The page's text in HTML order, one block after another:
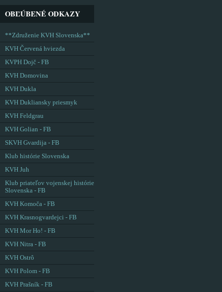
OBĽÚBENÉ ODKAZY
**Združenie KVH Slovenska**
KVH Červená hviezda
KVPH Dojč - FB
KVH Domovina
KVH Dukla
KVH Dukliansky priesmyk
KVH Feldgrau
KVH Golian - FB
SKVH Gvardija - FB
Klub histórie Slovenska
KVH Juh
Klub priateľov vojenskej histórie
Slovenska - FB
KVH Komoča - FB
KVH Krasnogvardejci - FB
KVH Mor Ho! - FB
KVH Nitra - FB
KVH Ostrô
KVH Polom - FB
KVH Prašník - FB